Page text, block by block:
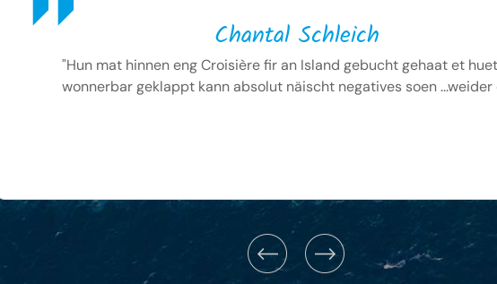
Chantal Schleich
"Hun mat hinnen eng Croisière fir an Island gebucht gehaat et
wonnerbar geklappt kann absolut näischt negatives soen ...weider